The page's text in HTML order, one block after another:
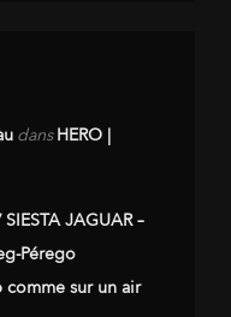
dansHERO |
SIESTA JAGUAR –
Pérego
comme sur un air